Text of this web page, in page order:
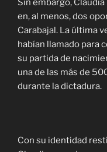
Sin embargo,
en, al menos, dos
Carabajal. La última
habían llamado para
su partida de
una de las más de
durante la dictadura.
Con su identidad